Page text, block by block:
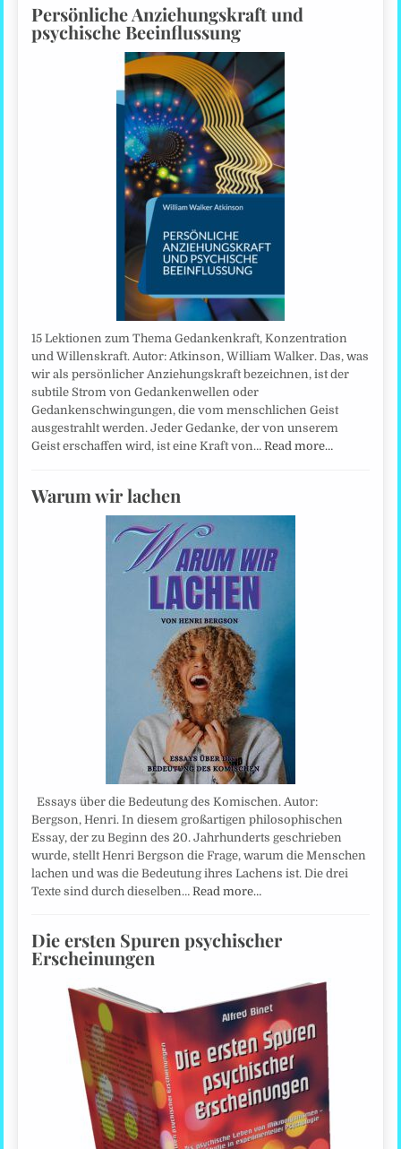
Persönliche Anziehungskraft und
psychische Beeinflussung
15 Lektionen zum Thema Gedankenkraft, Konzentration
und Willenskraft. Autor: Atkinson, William Walker. Das, was
wir als persönlicher Anziehungskraft bezeichnen, ist der
subtile Strom von Gedankenwellen oder
Gedankenschwingungen, die vom menschlichen Geist
ausgestrahlt werden. Jeder Gedanke, der von unserem
Geist erschaffen wird, ist eine Kraft von…Read more…
Warum wir lachen
Essays über die Bedeutung des Komischen. Autor:
Bergson, Henri. In diesem großartigen philosophischen
Essay, der zu Beginn des 20. Jahrhunderts geschrieben
wurde, stellt Henri Bergson die Frage, warum die Menschen
lachen und was die Bedeutung ihres Lachens ist. Die drei
Texte sind durch dieselben…Read more…
Die ersten Spuren psychischer
Erscheinungen